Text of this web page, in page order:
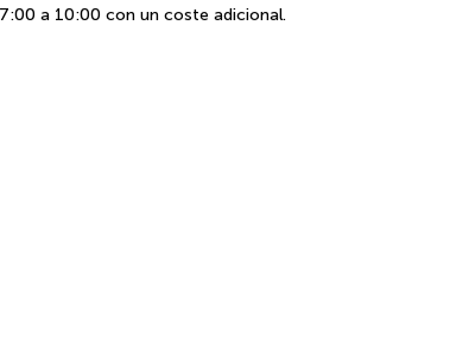
a 10:00 con un coste adicional.